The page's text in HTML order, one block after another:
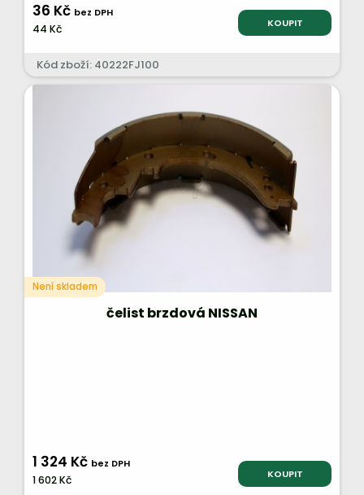
36 Kč bez DPH
44 Kč KOUPIT
Kód zboží: 40222FJ100
Není skladem
čelist brzdová NISSAN
1 324 Kč bez DPH
1 602 Kč KOUPIT